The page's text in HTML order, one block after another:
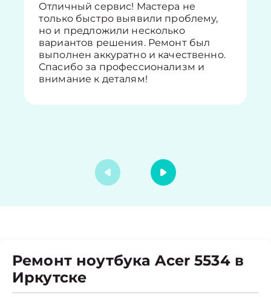
Отличный сервис! Мастера не
только быстро выявили проблему,
но и предложили несколько
вариантов решения. Ремонт был
выполнен аккуратно и качественно.
Спасибо за профессионализм и
внимание к деталям!
Ремонт ноутбука Acer 5534 в
Иркутске